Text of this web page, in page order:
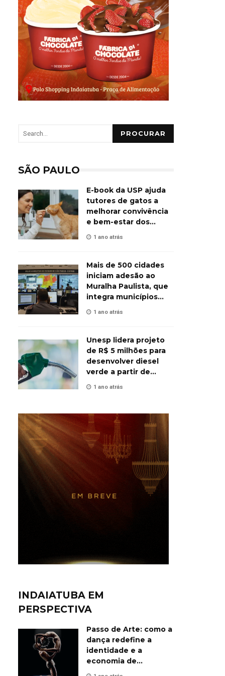
PROCURAR
SÃO PAULO
E-book da USP ajuda
tutores de gatos a
melhorar convivência
e bem-estar dos
animais
1 ano atrás
Mais de 500 cidades
iniciam adesão ao
Muralha Paulista, que
integra municípios
contra o crime
1 ano atrás
Unesp lidera projeto
de R$ 5 milhões para
desenvolver diesel
verde a partir de
biomassa
1 ano atrás
INDAIATUBA EM
PERSPECTIVA
Passo de Arte: como a
dança redefine a
identidade e a
economia de
Indaiatuba